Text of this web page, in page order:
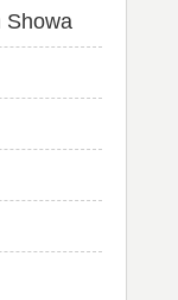
Showa